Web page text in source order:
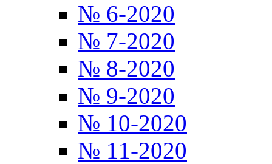
№ 6-2020
№ 7-2020
№ 8-2020
№ 9-2020
№ 10-2020
№ 11-2020